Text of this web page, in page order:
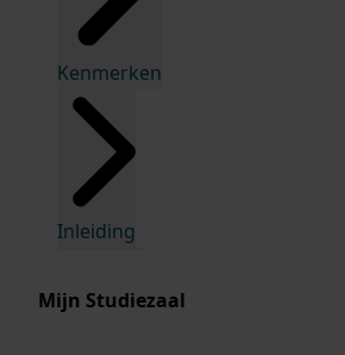
Kenmerken
Inleiding
Mijn Studiezaal